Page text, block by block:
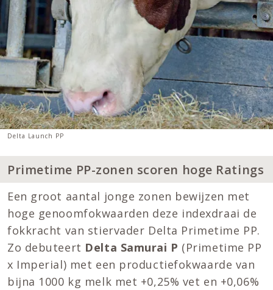
Delta Launch PP
Primetime PP-zonen scoren hoge Ratings
Een groot aantal jonge zonen bewijzen met
hoge genoomfokwaarden deze indexdraai de
fokkracht van stiervader Delta Primetime PP.
Zo debuteert Delta Samurai P (Primetime PP
x Imperial) met een productiefokwaarde van
bijna 1000 kg melk met +0,25% vet en +0,06%